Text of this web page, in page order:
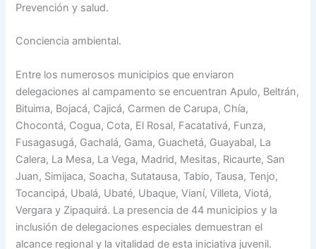
Prevención y salud.
Conciencia ambiental.
Entre los numerosos municipios que enviaron
delegaciones al campamento se encuentran Apulo, Beltrán,
Bituima, Bojacá, Cajicá, Carmen de Carupa, Chía,
Chocontá, Cogua, Cota, El Rosal, Facatativá, Funza,
Fusagasugá, Gachalá, Gama, Guachetá, Guayabal, La
Calera, La Mesa, La Vega, Madrid, Mesitas, Ricaurte, San
Juan, Simijaca, Soacha, Sutatausa, Tabio, Tausa, Tenjo,
Tocancipá, Ubalá, Ubaté, Ubaque, Vianí, Villeta, Viotá,
Vergara y Zipaquirá. La presencia de 44 municipios y la
inclusión de delegaciones especiales demuestran el
alcance regional y la vitalidad de esta iniciativa juvenil.